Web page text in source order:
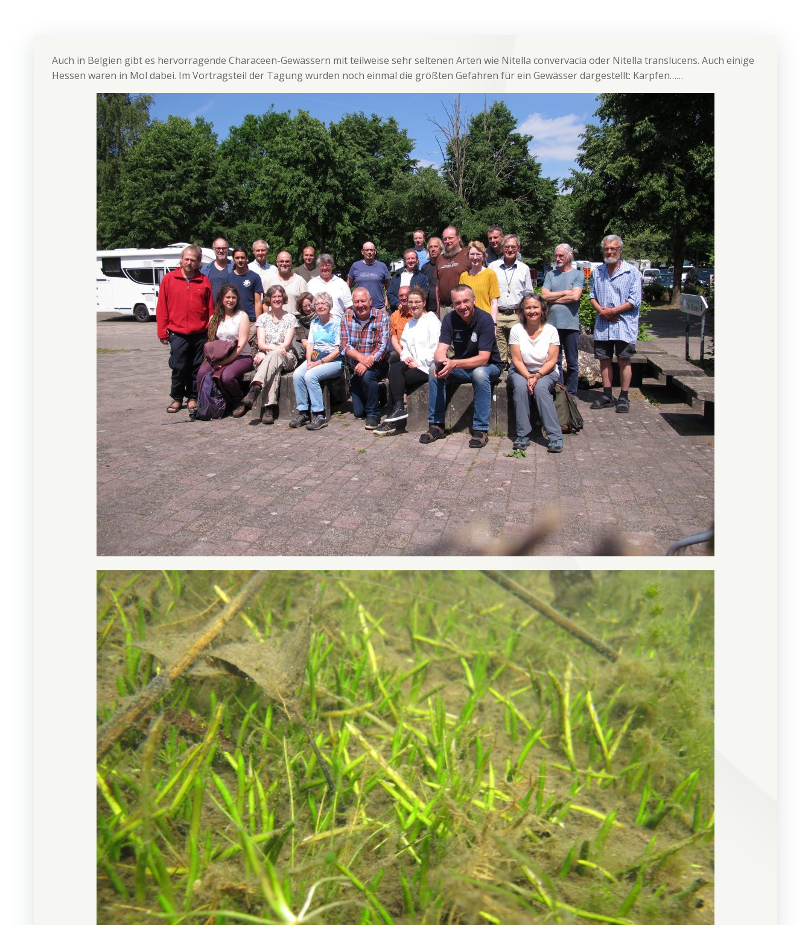
Auch in Belgien gibt es hervorragende Characeen-Gewässern mit teilweise sehr seltenen Arten wie Nitella convervacia oder Nitella translucens. Auch einige
Hessen waren in Mol dabei. Im Vortragsteil der Tagung wurden noch einmal die größten Gefahren für ein Gewässer dargestellt: Karpfen……